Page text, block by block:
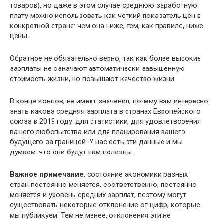
товаров), но даже в этом случае среднюю заработную
плату можно использовать как четкий показатель цен в
конкретной стране: чем она ниже, тем, как правило, ниже
цены.
Обратное не обязательно верно, так как более высокие
зарплаты не означают автоматически завышенную
стоимость жизни, но повышают качество жизни.
В конце концов, не имеет значения, почему вам интересно
знать какова средняя зарплата в странах Европейского
союза в 2019 году: для статистики, для удовлетворения
вашего любопытства или для планирования вашего
будущего за границей. У нас есть эти данные и мы
думаем, что они будут вам полезны.
Важное примечание: состояние экономики разных
стран постоянно меняется, соответственно, постоянно
меняется и уровень средних зарплат, поэтому могут
существовать некоторые отклонение от цифр, которые
мы публикуем. Тем не менее, отклонения эти не